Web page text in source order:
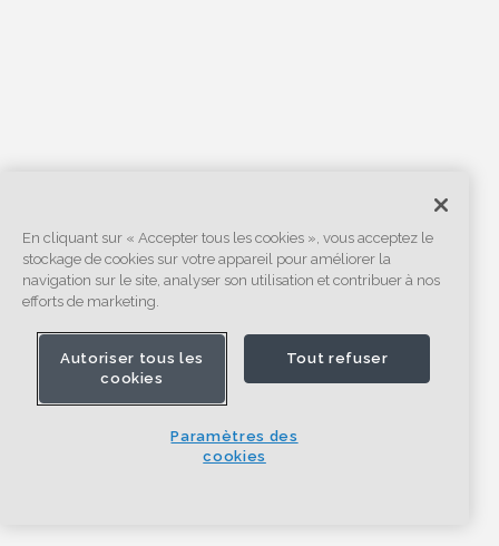
En cliquant sur « Accepter tous les cookies », vous acceptez le
stockage de cookies sur votre appareil pour améliorer la
navigation sur le site, analyser son utilisation et contribuer à nos
efforts de marketing.
Autoriser tous les
cookies
Tout refuser
Paramètres des
cookies